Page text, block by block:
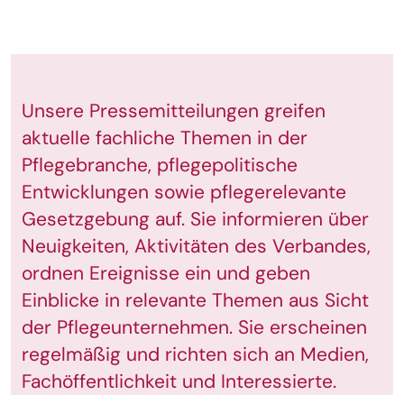
Unsere Pressemitteilungen greifen
aktuelle fachliche Themen in der
Pflegebranche, pflegepolitische
Entwicklungen sowie pflegerelevante
Gesetzgebung auf. Sie informieren über
Neuigkeiten, Aktivitäten des Verbandes,
ordnen Ereignisse ein und geben
Einblicke in relevante Themen aus Sicht
der Pflegeunternehmen. Sie erscheinen
regelmäßig und richten sich an Medien,
Fachöffentlichkeit und Interessierte.